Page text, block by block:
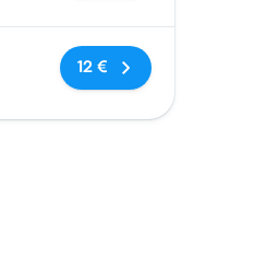
Nessun tag
12 €